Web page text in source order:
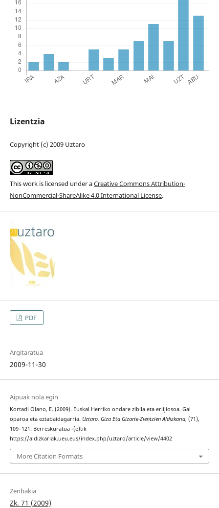
Lizentzia
Copyright (c) 2009 Uztaro
This work is licensed under aCreative Commons Attribution-
NonCommercial-ShareAlike 4.0 International License.
PDF
Argitaratua
2009-11-30
Aipuak nola egin
Kortadi Olano, E. (2009). Euskal Herriko ondare zibila eta erlijiosoa. Gai
oparoa eta eztabaidagarria. Uztaro. Giza Eta Gizarte-Zientzien Aldizkaria, (71),
109–121. Berreskuratua -(e)tik
https://aldizkariak.ueu.eus/index.php/uztaro/article/view/4402
More Citation Formats
Zenbakia
Zk. 71 (2009)